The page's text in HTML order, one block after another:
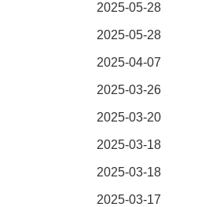
2025-05-28
2025-05-28
2025-04-07
2025-03-26
2025-03-20
2025-03-18
2025-03-18
2025-03-17